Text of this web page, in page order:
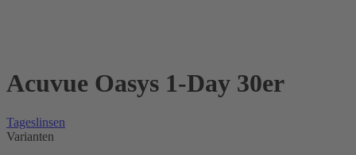
Acuvue Oasys 1-Day 30er
Tageslinsen
Varianten